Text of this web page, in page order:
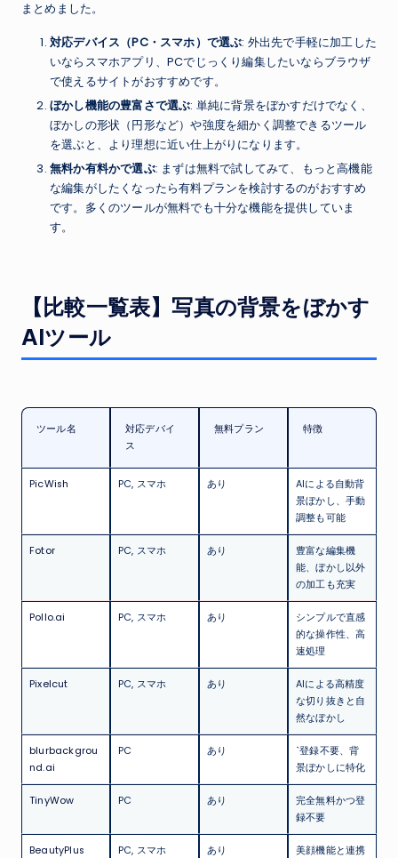
まとめました。
対応デバイス（PC・スマホ）で選ぶ: 外出先で手軽に加工した
いならスマホアプリ、PCでじっくり編集したいならブラウザ
で使えるサイトがおすすめです。
ぼかし機能の豊富さで選ぶ: 単純に背景をぼかすだけでなく、
ぼかしの形状（円形など）や強度を細かく調整できるツール
を選ぶと、より理想に近い仕上がりになります。
無料か有料かで選ぶ: まずは無料で試してみて、もっと高機能
な編集がしたくなったら有料プランを検討するのがおすすめ
です。多くのツールが無料でも十分な機能を提供していま
す。
【比較一覧表】写真の背景をぼかす
AIツール
ツール名
対応デバイ
ス
無料プラン 特徴
PicWish PC, スマホ あり
AIによる自動背
景ぼかし、手動
調整も可能
Fotor PC, スマホ あり
豊富な編集機
能、ぼかし以外
の加工も充実
Pollo.ai PC, スマホ あり
シンプルで直感
的な操作性、高
速処理
Pixelcut PC, スマホ あり
AIによる高精度
な切り抜きと自
然なぼかし
blurbackgrou
nd.ai
PC あり
`登録不要、背
景ぼかしに特化
TinyWow PC あり
完全無料かつ登
録不要
BeautyPlus PC, スマホ あり
美顔機能と連携